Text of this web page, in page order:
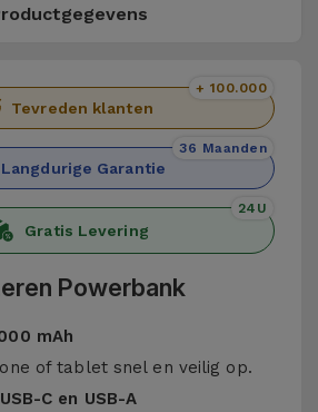
Tevreden klanten
+ 100.000
Langdurige Garantie
36 Maanden
Gratis Levering
24U
Powerbank
mAh
of tablet snel en veilig op.
C en USB-A